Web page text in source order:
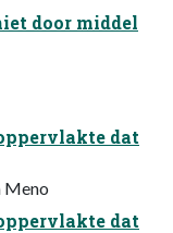
door middel
dat
Meno
dat